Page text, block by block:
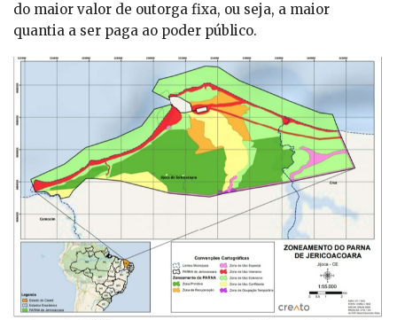
do maior valor de outorga fixa, ou seja, a maior
quantia a ser paga ao poder público.